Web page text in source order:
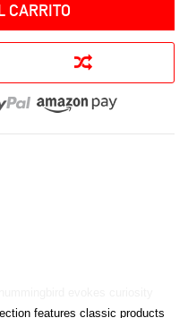
CARRITO
features classic products